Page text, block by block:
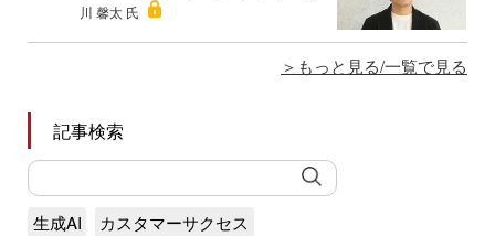
川 馨太 氏
もっと見る/一覧で見る
記事検索
生成AI
カスタマーサクセス